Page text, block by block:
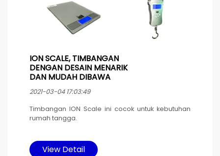
ION SCALE, TIMBANGAN
DENGAN DESAIN MENARIK
DAN MUDAH DIBAWA
2021-03-04 17:03:49
Timbangan ION Scale ini cocok untuk kebutuhan
rumah tangga.
digunakan.
View Detail